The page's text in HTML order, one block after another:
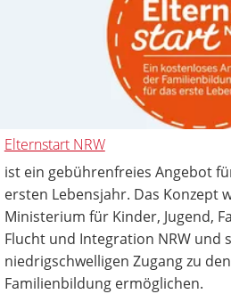
Elternstart NRW
ist ein gebührenfreies Angebot
ersten Lebensjahr. Das Konzept
Ministerium für Kinder, Jugend,
Flucht und Integration NRW und
niedrigschwelligen Zugang zu
Familienbildung ermöglichen.